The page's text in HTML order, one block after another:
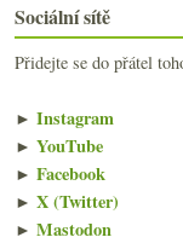
Sociální sítě
Přidejte se do přátel
► Instagram
► YouTube
► Facebook
► X (Twitter)
► Mastodon